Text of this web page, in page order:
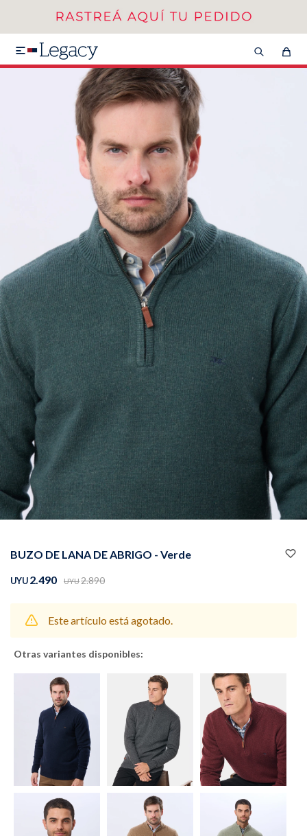

BUZO DE LANA DE ABRIGO - Verde
UYU2.490 UYU2.890
Este artículo está agotado.
Otras variantes disponibles:
VER COLECCIÓN DE HOMBRE
HASTA 40%OFF SEGUNDA 50%
Remeras Camisas
Buzos Pantalones
Camperas Chalecos
Canguros Jeans
Shorts
Sacos Calzado